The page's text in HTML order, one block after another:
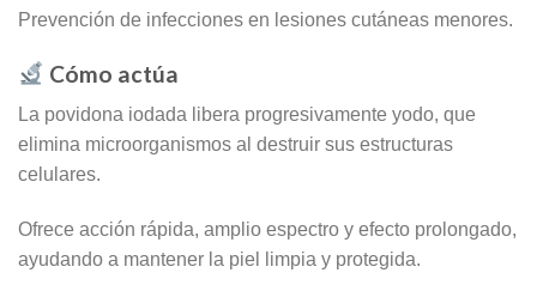
Prevención de infecciones en lesiones cutáneas menores.
Cómo actúa
La povidona iodada libera progresivamente yodo, que
elimina microorganismos al destruir sus estructuras
celulares.
Ofrece acción rápida, amplio espectro y efecto prolongado,
ayudando a mantener la piel limpia y protegida.